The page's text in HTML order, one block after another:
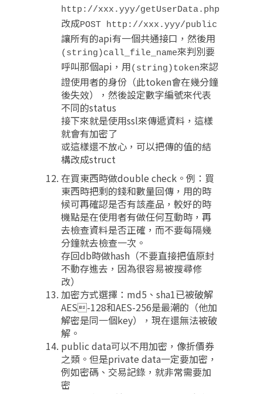
http://xxx.yyy/getUserData.php
改成POST http://xxx.yyy/public
讓所有的api有一個共通接口，然後用
(string)call_file_name來判別要
呼叫那個api，用(string)token來認
證使用者的身份（此token會在幾分鐘
後失效），然後設定數字編號來代表
不同的status
接下來就是使用ssl來傳遞資料，這樣
就會有加密了
或這樣還不放心，可以把傳的值的結
構改成struct
在買東西時做double check。例：買
東西時把剩的錢和數量回傳，用的時
候可再確認是否有該產品，較好的時
機點是在使用者有做任何互動時，再
去檢查資料是否正確，而不要每隔幾
分鐘就去檢查一次。
存回db時做hash（不要直接把值原封
不動存進去，因為很容易被搜尋修
改）
加密方式選擇：md5、sha1已被破解
AES-128和AES-256是最潮的（他加
解密是同一個key），現在還無法被破
解。
public data可以不用加密，像折價券
之類。但是private data一定要加密，
例如密碼、交易記錄，就非常需要加
密